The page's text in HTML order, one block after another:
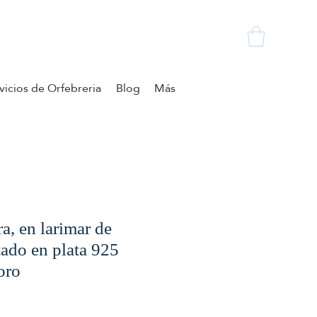
de Orfebreria Blog Más
en larimar de
en plata 925